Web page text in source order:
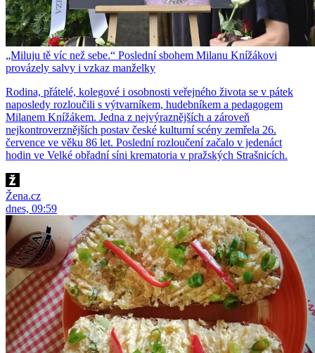
„Miluju tě víc než sebe.“ Poslední sbohem Milanu Knížákovi
provázely salvy i vzkaz manželky
Rodina, přátelé, kolegové i osobnosti veřejného života se v pátek
naposledy rozloučili s výtvarníkem, hudebníkem a pedagogem
Milanem Knížákem. Jedna z nejvýraznějších a zároveň
nejkontroverznějších postav české kulturní scény zemřela 26.
července ve věku 86 let. Poslední rozloučení začalo v jedenáct
hodin ve Velké obřadní síni krematoria v pražských Strašnicích.
Žena.cz
dnes, 09:59